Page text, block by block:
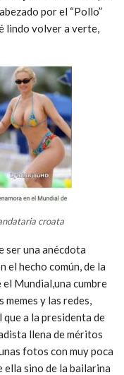
por el “Pollo”
lindo volver a verte,
croata
ser una anécdota
el hecho común, de la
el Mundial,una cumbre
y las redes,
a la presidenta de
llena de méritos
fotos con muy poca
ella sino de la bailarina